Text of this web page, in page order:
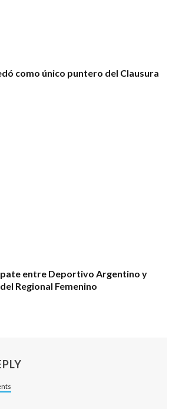
como único puntero del Clausura
entre Deportivo Argentino y
Regional Femenino